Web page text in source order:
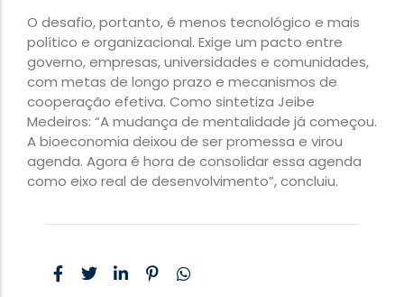
O desafio, portanto, é menos tecnológico e mais
político e organizacional. Exige um pacto entre
governo, empresas, universidades e comunidades,
com metas de longo prazo e mecanismos de
cooperação efetiva. Como sintetiza Jeibe
Medeiros: “A mudança de mentalidade já começou.
A bioeconomia deixou de ser promessa e virou
agenda. Agora é hora de consolidar essa agenda
como eixo real de desenvolvimento”, concluiu.